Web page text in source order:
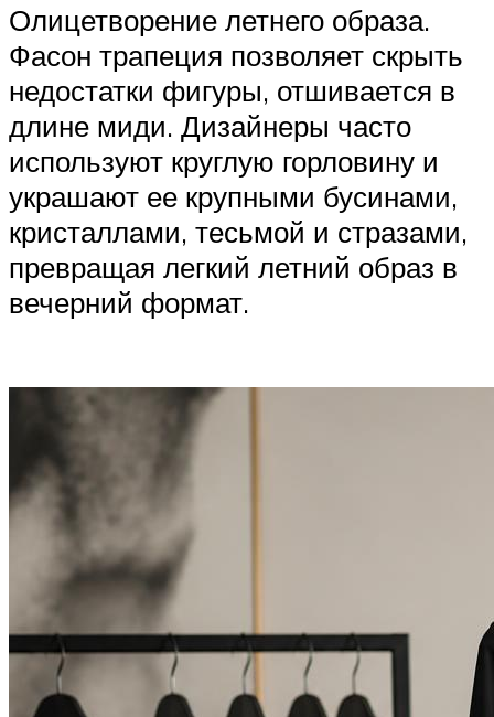
Олицетворение летнего образа.
Фасон трапеция позволяет скрыть
недостатки фигуры, отшивается в
длине миди. Дизайнеры часто
используют круглую горловину и
украшают ее крупными бусинами,
кристаллами, тесьмой и стразами,
превращая легкий летний образ в
вечерний формат.